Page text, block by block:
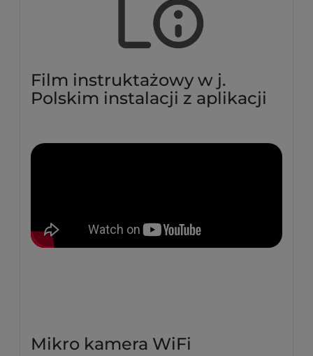
Film instruktażowy w j.
Polskim instalacji z aplikacji
Mikro kamera WiFi